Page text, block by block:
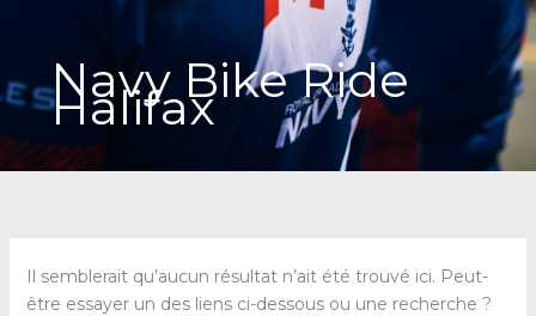
Navy Bike Ride
Halifax
Il semblerait qu’aucun résultat n’ait été trouvé ici. Peut-
être essayer un des liens ci-dessous ou une recherche ?